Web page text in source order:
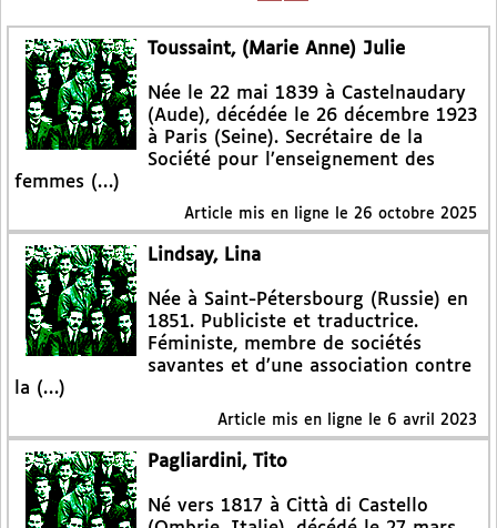
Toussaint, (Marie Anne) Julie
Née le 22 mai 1839 à Castelnaudary
(Aude), décédée le 26 décembre 1923
à Paris (Seine). Secrétaire de la
Société pour l’enseignement des
femmes (…)
Article mis en ligne le 26 octobre 2025
Lindsay, Lina
Née à Saint-Pétersbourg (Russie) en
1851. Publiciste et traductrice.
Féministe, membre de sociétés
savantes et d’une association contre
la (…)
Article mis en ligne le 6 avril 2023
Pagliardini, Tito
Né vers 1817 à Città di Castello